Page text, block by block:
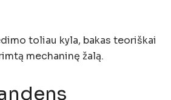
toliau kyla, bakas teoriškai
mechaninę žalą.